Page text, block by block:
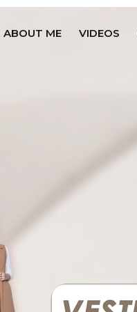
ABOUT ME VIDEOS